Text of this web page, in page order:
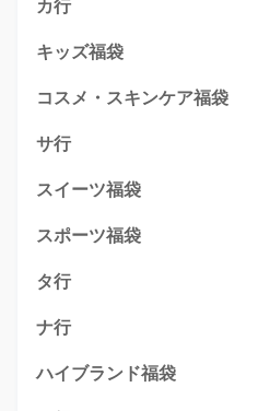
カ行
キッズ福袋
コスメ・スキンケア福袋
サ行
スイーツ福袋
スポーツ福袋
タ行
ナ行
ハイブランド福袋